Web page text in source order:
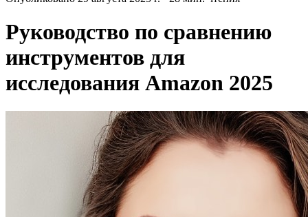
Руководство по сравнению
инструментов для
исследования Amazon 2025